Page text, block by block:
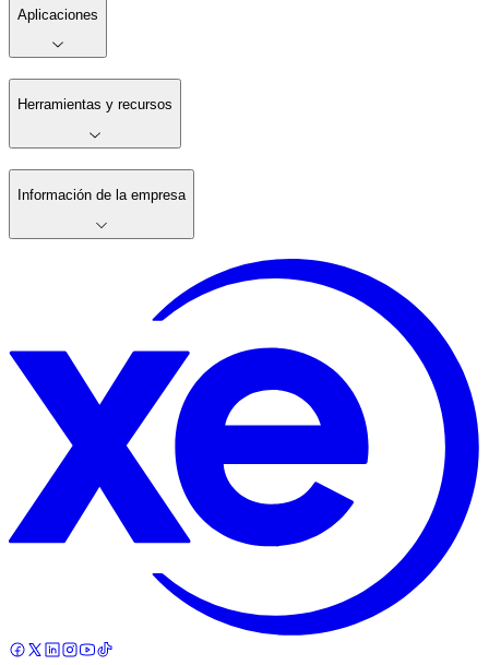
Aplicaciones
Herramientas y recursos
Información de la empresa